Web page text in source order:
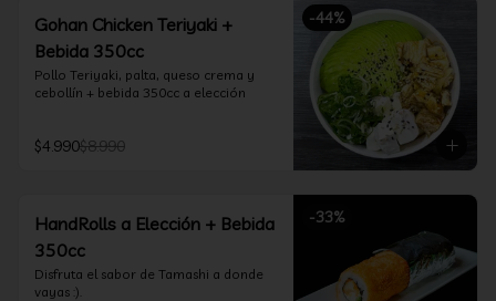
-44%
Gohan Chicken Teriyaki +
Bebida 350cc
Pollo Teriyaki, palta, queso crema y
cebollín + bebida 350cc a elección
$4.990$8.990
-33%
HandRolls a Elección + Bebida
350cc
Disfruta el sabor de Tamashi a donde
vayas :).